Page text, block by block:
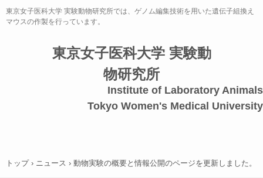
東京女子医科大学 実験動
物研究所
東京女子医科大学 実験動物研究所では、ゲノム編集技術を用いた遺伝子組換え
マウスの作製を行っています。
Institute of Laboratory Animals
Tokyo Women's Medical University
トップ › ニュース › 動物実験の概要と情報公開のページを更新しました。